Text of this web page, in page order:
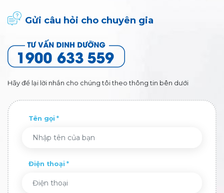
Gửi câu hỏi cho chuyên gia
Hãy để lại lời nhắn cho chúng tôi theo thông tin bên dưới
Tên gọi
Điện thoại